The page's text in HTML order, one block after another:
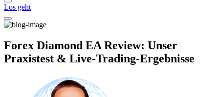
Los geht
Forex Diamond EA Review: Unser
Praxistest & Live-Trading-Ergebnisse